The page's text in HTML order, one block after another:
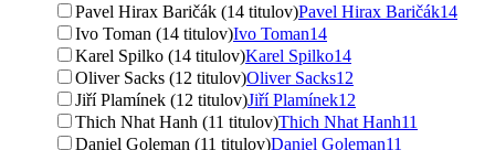
Pavel Hirax Baričák (14 titulov)Pavel Hirax Baričák14
Ivo Toman (14 titulov)Ivo Toman14
Karel Spilko (14 titulov)Karel Spilko14
Oliver Sacks (12 titulov)Oliver Sacks12
Jiří Plamínek (12 titulov)Jiří Plamínek12
Thich Nhat Hanh (11 titulov)Thich Nhat Hanh11
Daniel Goleman (11 titulov)Daniel Goleman11